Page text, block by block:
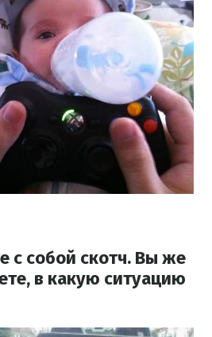
с собой скотч. Вы же
в какую ситуацию